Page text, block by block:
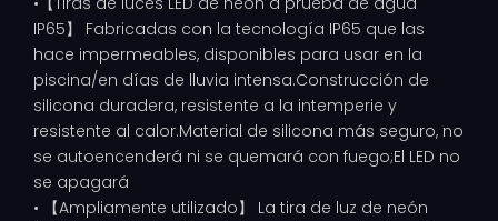
IP65】 Fabricadas con la tecnología IP65 que las
hace impermeables, disponibles para usar en la
piscina/en días de lluvia intensa.Construcción de
silicona duradera, resistente a la intemperie y
resistente al calor.Material de silicona más seguro, no
se autoencenderá ni se quemará con fuego;El LED no
se apagará
• 【Ampliamente utilizado】 La tira de luz de neón